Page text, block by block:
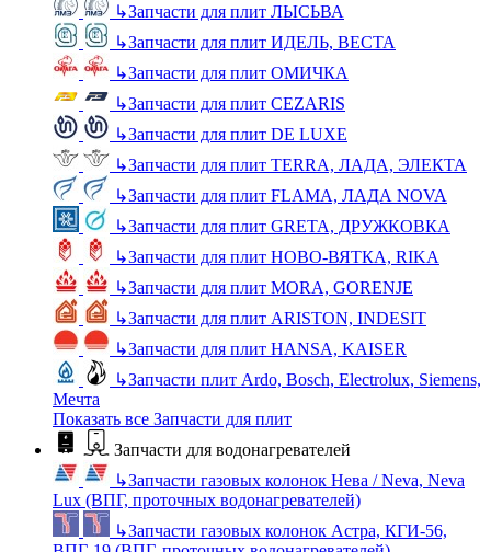
↳Запчасти для плит ЛЫСЬВА
↳Запчасти для плит ИДЕЛЬ, ВЕСТА
↳Запчасти для плит ОМИЧКА
↳Запчасти для плит CEZARIS
↳Запчасти для плит DE LUXE
↳Запчасти для плит TERRA, ЛАДА, ЭЛЕКТА
↳Запчасти для плит FLAMA, ЛАДА NOVA
↳Запчасти для плит GRETA, ДРУЖКОВКА
↳Запчасти для плит НОВО-ВЯТКА, RIKA
↳Запчасти для плит MORA, GORENJE
↳Запчасти для плит ARISTON, INDESIT
↳Запчасти для плит HANSA, KAISER
↳Запчасти плит Ardo, Bosch, Electrolux, Siemens,
Мечта
Показать все Запчасти для плит
Запчасти для водонагревателей
↳Запчасти газовых колонок Нева / Neva, Neva
Lux (ВПГ, проточных водонагревателей)
↳Запчасти газовых колонок Астра, КГИ-56,